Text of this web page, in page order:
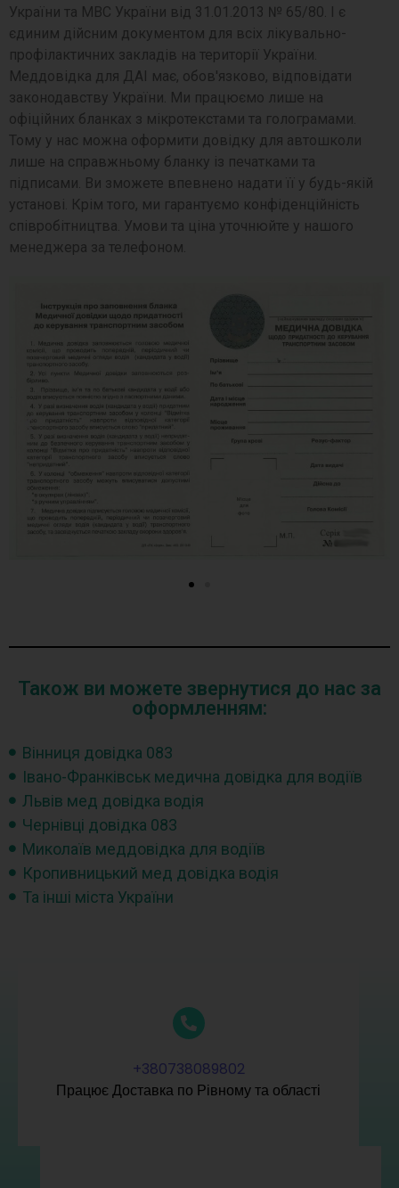
України та МВС України від 31.01.2013 № 65/80. І є
єдиним дійсним документом для всіх лікувально-
профілактичних закладів на території України.
Меддовідка для ДАІ має, обов'язково, відповідати
законодавству України. Ми працюємо лише на
офіційних бланках з мікротекстами та голограмами.
Тому у нас можна оформити довідку для автошколи
лише на справжньому бланку із печатками та
підписами. Ви зможете впевнено надати її у будь-якій
установі. Крім того, ми гарантуємо конфіденційність
співробітництва. Умови та ціна уточнюйте у нашого
менеджера за телефоном.
Також ви можете звернутися до нас за
оформленням:
Вінниця довідка 083
Івано-Франківськ медична довідка для водіїв
Львів мед довідка водія
Чернівці довідка 083
Миколаїв меддовідка для водіїв
Кропивницький мед довідка водія
Та інші міста України
+380738089802
Працює Доставка по Рівному та області